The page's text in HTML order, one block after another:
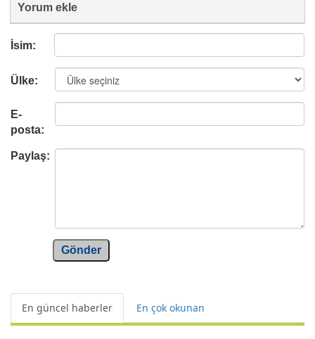
Yorum ekle
İsim:
Ülke:
E-
posta:
Paylaş:
Gönder
En güncel haberler En çok okunan